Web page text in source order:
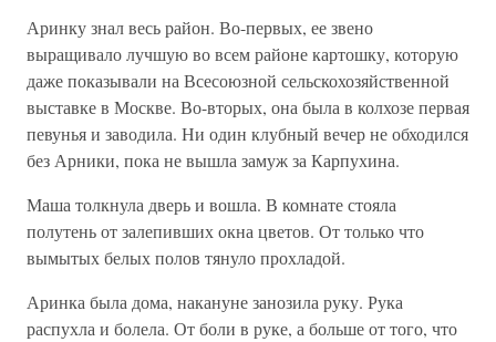
Аринку знал весь район. Во-первых, ее звено
выращивало лучшую во всем районе картошку, которую
даже показывали на Всесоюзной сельскохозяйственной
выставке в Москве. Во-вторых, она была в колхозе первая
певунья и заводила. Ни один клубный вечер не обходился
без Арники, пока не вышла замуж за Карпухина.
Маша толкнула дверь и вошла. В комнате стояла
полутень от залепивших окна цветов. От только что
вымытых белых полов тянуло прохладой.
Аринка была дома, накануне занозила руку. Рука
распухла и болела. От боли в руке, а больше от того, что